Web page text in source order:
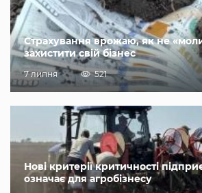
Страхування врожаю, як не
захистити свій бізнес
7 липня 521
Нові критерії критичності
означає для агробізнесу